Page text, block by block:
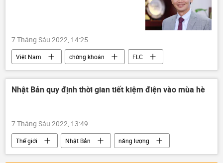
7 Tháng Sáu 2022, 14:25
Việt Nam chứng khoán
FLC
sai phạm
thao túng thông tin
Nhật Bản quy định thời gian tiết kiệm điện vào mùa hè
7 Tháng Sáu 2022, 13:49
Thế giới Nhật Bản
năng lượng
tiền tiết kiệm
Kinh tế